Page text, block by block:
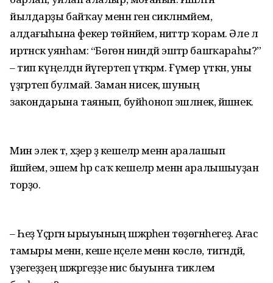
йылдарҙы байҡау менән генә сикләнмәйем,
алдағыһына фекер төйнәйем, ниәттәр ҡорам. Әле лә
иртәнсәк уянһам: “Бөгөн ниндәй эштәр башҡараһы?”
– тип күңелдән йүгертеп үткәрәм. Ғүмер үткән, уны
үҙгәртеп булмай. Заман нисек, шуның
закондарына таянып, буйһоноп эшләнек, йәшәнек.
Мин элек тә, хәҙер ҙә кешеләр менән аралашып
йәшәйем, эшем һәр саҡ кешеләр менән аралышыуҙан
торҙо.
– Һеҙ Үҫәргән ырыуының шәжәрәһен төҙөгәнһегеҙ. Ағас
тамыры менән, кеше нәҫеле менән көслө, тигәндәй,
үҙегеҙҙең шәжәрәгеҙҙе нисә быуынға тиклем